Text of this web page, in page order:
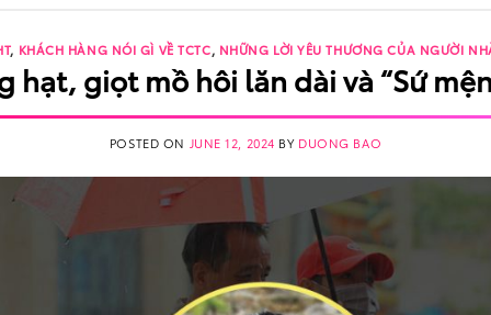
, KHÁCH HÀNG NÓI GÌ VỀ TCTC, NHỮNG LỜI YÊU THƯƠNG CỦA NGƯỜI
hạt, giọt mồ hôi lăn dài và “Sứ
POSTED ON JUNE 12, 2024 BY DUONG BAO